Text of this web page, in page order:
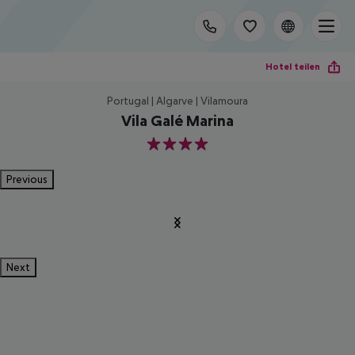
Hotel teilen
Portugal | Algarve | Vilamoura
Vila Galé Marina
4
Previous
Next